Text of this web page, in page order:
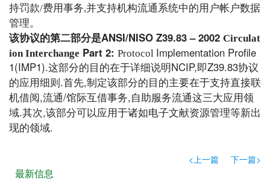
持罚款/费用事务,并支持机构流通系统中的用户帐户数据
管理。
该协议的第二部分是ANSI/NISO Z39.83 – 2002 Circulat
ion Interchange Part 2: Protocol Implementation Profile
1(IMP1).这部分的目的在于详细说明NCIP,即Z39.83协议
的应用细则.首先,制定该部分的目的主要在于支持直接联
机借阅,流通/馆际互借事务,自助服务流通这三大应用领
域.其次,该部分可以应用于诸如电子文献资源管理等新出
现的领域.
<上一篇 下一篇>
最新信息